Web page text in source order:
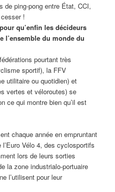
de ping-pong entre État, CCI,
!
qu’enfin les décideurs
l’ensemble du monde du
pourtant très
sportif), la FFV
utilitaire ou quotidien) et
vertes et véloroutes) se
ce qui montre bien qu’il est
chaque année en empruntant
Vélo 4, des cyclosportifs
lors de leurs sorties
la zone industrialo-portuaire
l’utilisent pour leur